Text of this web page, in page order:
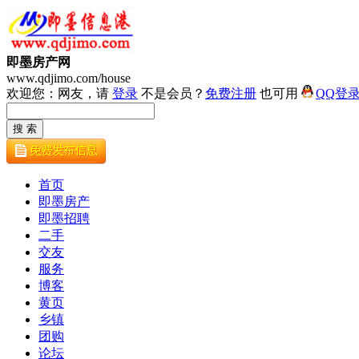
即墨房产网
www.qdjimo.com/house
欢迎您：网友，请 登录 不是会员？ 免费注册 也可用 QQ登
首页
即墨房产
即墨招聘
二手
交友
服务
博客
黄页
乡镇
团购
论坛